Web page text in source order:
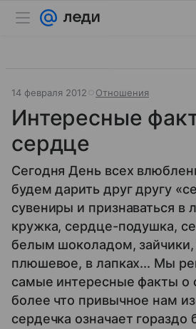
14 февраля 2012 Отношения
Интересные
сердце
Сегодня День всех
будем дарить друг другу
сувениры и признаваться в
кружка, сердце-подушка,
белым шоколадом,
плюшевое, в лапках... Мы
самые интересные факты о
более что привычное нам
сердечка означает